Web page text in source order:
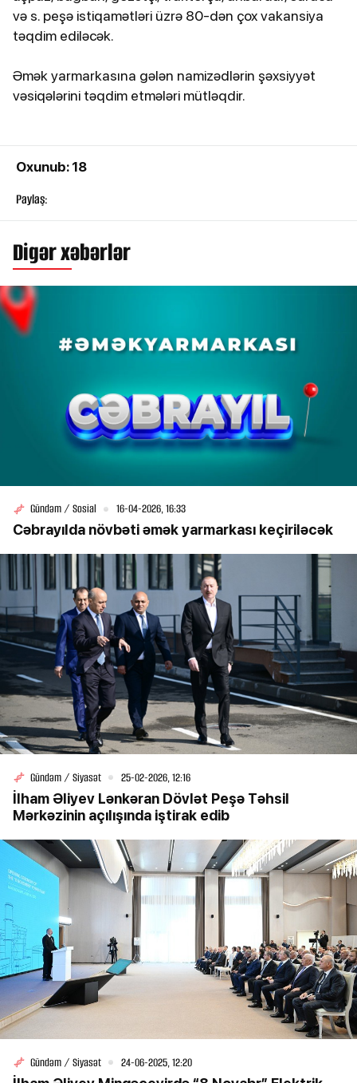
və s. peşə istiqamətləri üzrə 80-dən çox vakansiya
təqdim ediləcək.
Əmək yarmarkasına gələn namizədlərin şəxsiyyət
vəsiqələrini təqdim etmələri mütləqdir.
Oxunub: 18
Paylaş:
Digər xəbərlər
Gündəm / Sosial 16-04-2026, 16:33
Cəbrayılda növbəti əmək yarmarkası keçiriləcək
Gündəm / Siyasət 25-02-2026, 12:16
İlham Əliyev Lənkəran Dövlət Peşə Təhsil
Mərkəzinin açılışında iştirak edib
Gündəm / Siyasət 24-06-2025, 12:20